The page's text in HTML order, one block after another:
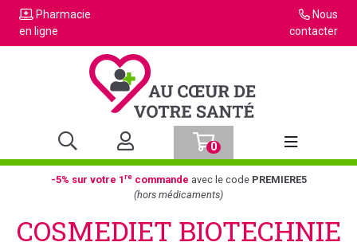
Pharmacie
en ligne
Nous
contacter
0
Afficher la
-5% sur votre 1recommande avec le code PREMIERE5
(hors médicaments)
COSMEDIET BIOTECHNIE